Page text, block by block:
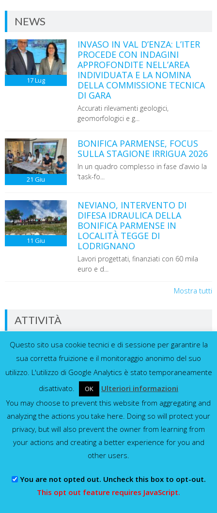
NEWS
17Lug
INVASO IN VAL D’ENZA: L’ITER
PROCEDE CON INDAGINI
APPROFONDITE NELL’AREA
INDIVIDUATA E LA NOMINA
DELLA COMMISSIONE TECNICA
DI GARA
Accurati rilevamenti geologici,
geomorfologici e g...
21 Giu
BONIFICA PARMENSE, FOCUS
SULLA STAGIONE IRRIGUA 2026
In un quadro complesso in fase d’avvio la
‘task-fo...
11 Giu
NEVIANO, INTERVENTO DI
DIFESA IDRAULICA DELLA
BONIFICA PARMENSE IN
LOCALITÀ TEGGE DI
LODRIGNANO
Lavori progettati, finanziati con 60 mila
euro e d...
Mostra tutti
ATTIVITÀ
Dati in tempo reale dalla nostra rete di
sensori
Idrometri e pluviometri
Mostra tutti
Consorzio della Bonifica Parmense
WordPress Theme AccessPress Lite
Questo sito usa cookie tecnici e di sessione per garantire la
sua corretta fruizione e il monitoraggio anonimo del suo
utilizzo. L'utilizzo di Google Analytics è stato temporaneamente
disattivato.
OK
Ulteriori informazioni
You may choose to prevent this website from aggregating and
analyzing the actions you take here. Doing so will protect your
privacy, but will also prevent the owner from learning from
your actions and creating a better experience for you and
other users.
You are not opted out. Uncheck this box to opt-out.
This opt out feature requires JavaScript.